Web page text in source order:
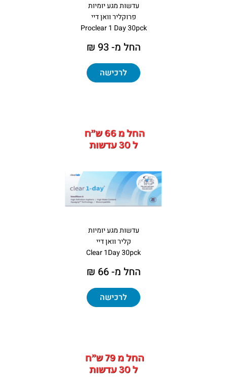
עדשות מגע יומיות
פרוקליר וואן דיי
Proclear 1 Day 30pck
החל מ- 93 ₪
לרכישה
עדשות מגע יומיות
קליר וואן דיי
Clear 1Day 30pck
החל מ- 66 ₪
לרכישה